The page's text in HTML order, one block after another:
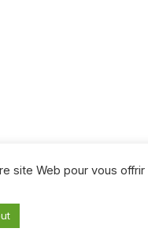
site Web pour vous